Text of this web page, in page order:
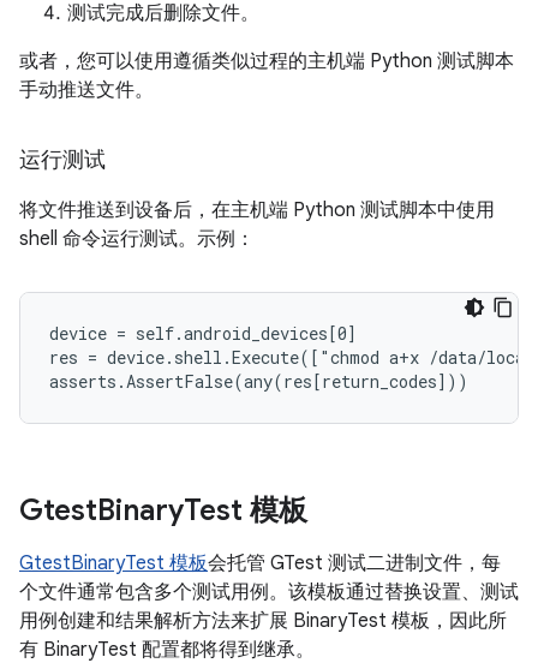
测试完成后删除文件。
或者，您可以使用遵循类似过程的主机端 Python 测试脚本
手动推送文件。
运行测试
将文件推送到设备后，在主机端 Python 测试脚本中使用
shell 命令运行测试。示例：
device = self.android_devices[0]
res = device.shell.Execute(["chmod a+x /data/
GtestBinaryTest 模板
GtestBinaryTest 模板会托管 GTest 测试二进制文件，每
个文件通常包含多个测试用例。该模板通过替换设置、测试
用例创建和结果解析方法来扩展 BinaryTest 模板，因此所
有 BinaryTest 配置都将得到继承。